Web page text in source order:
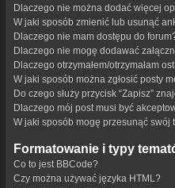
Dlaczego nie można dodać więcej
W jaki sposób zmienić lub usunąć
Dlaczego nie mam dostępu do
Dlaczego nie mogę dodawać
Dlaczego otrzymałem/otrzymałam
W jaki sposób można zgłosić posty
Do czego służy przycisk “Zapisz”
Dlaczego mój post musi być
W jaki sposób mogę przesunąć swój
Formatowanie i typy
Co to jest BBCode?
Czy można używać języka HTML?